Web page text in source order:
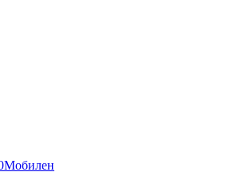
Мобилен